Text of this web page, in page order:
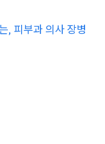
, 피부과 의사 장병